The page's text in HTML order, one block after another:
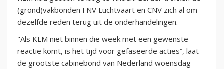
(grond)vakbonden FNV Luchtvaart en CNV zich al om
dezelfde reden terug uit de onderhandelingen.
"Als KLM niet binnen die week met een gewenste
reactie komt, is het tijd voor gefaseerde acties”, laat
de grootste cabinebond van Nederland woensdag